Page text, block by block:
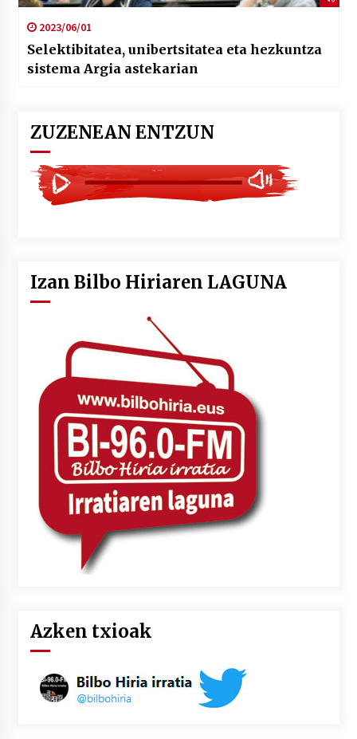
2023/06/01
Selektibitatea, unibertsitatea eta hezkuntza
sistema Argia astekarian
ZUZENEAN ENTZUN
Izan Bilbo Hiriaren LAGUNA
Azken txioak